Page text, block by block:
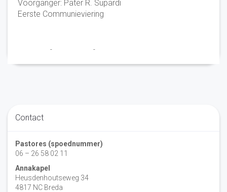
Voorganger: Pater R. Supardi
Eerste Communieviering
- -
Contact
Pastores (spoednummer)
06 – 26 58 02 11
Annakapel
Heusdenhoutseweg 34
4817 NC Breda